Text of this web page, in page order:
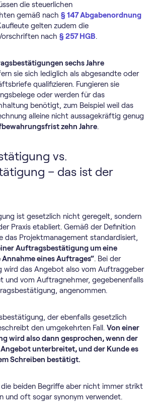
die steuerlichen
gemäß nach § 147 Abgabenordnung
gelten zudem die
nach § 257 HGB.
sechs Jahre
sie sich lediglich als abgesandte oder
qualifizieren. Fungieren sie
oder werden für das
benötigt, zum Beispiel weil das
alleine nicht aussagekräftig genug
zehn Jahre.
vs.
– das ist der
ist gesetzlich nicht geregelt, sondern
Praxis etabliert. Gemäß der Definition
das Projektmanagement standardisiert,
Auftragsbestätigung um eine
eines Auftrages“. Bei der
wird das Angebot also vom Auftraggeber
und vom Auftragnehmer, gegebenenfalls
angenommen.
der ebenfalls gesetzlich
den umgekehrten Fall. Von einer
wird also dann gesprochen, wenn der
unterbreitet, und der Kunde es
Schreiben bestätigt.
die beiden Begriffe aber nicht immer strikt
und oft sogar synonym verwendet.